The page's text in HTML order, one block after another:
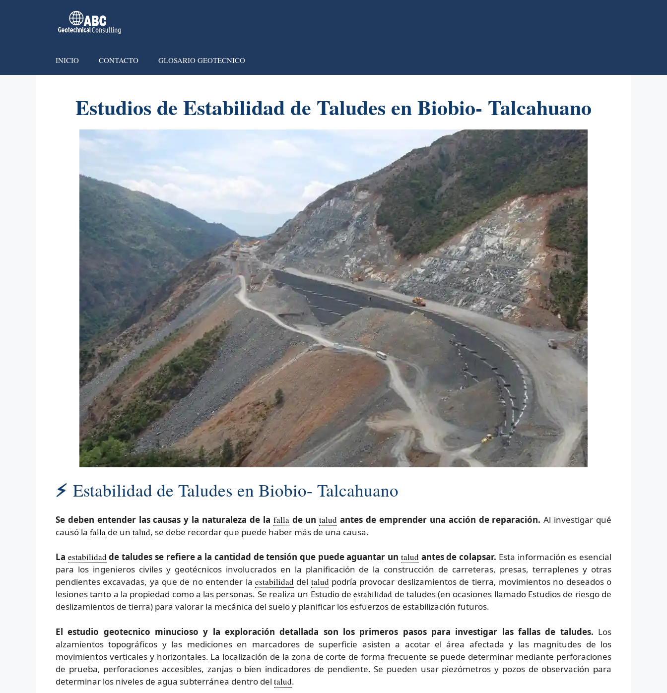
INICIO CONTACTO GLOSARIO GEOTECNICO
Estudios de Estabilidad de Taludes en Biobio- Talcahuano
⚡ Estabilidad de Taludes en Biobio- Talcahuano
Se deben entender las causas y la naturaleza de la falla de untalud antes de emprender una acción de reparación. Al investigar qué
causó la falla de un talud, se debe recordar que puede haber más de una causa.
La estabilidad de taludes se refiere a la cantidad de tensión que puede aguantar un talud antes de colapsar. Esta información es esencial
para los ingenieros civiles y geotécnicos involucrados en la planificación de la construcción de carreteras, presas, terraplenes y otras
pendientes excavadas, ya que de no entender la estabilidad del talud podría provocar deslizamientos de tierra, movimientos no deseados o
lesiones tanto a la propiedad como a las personas. Se realiza un Estudio deestabilidad de taludes (en ocasiones llamado Estudios de riesgo de
deslizamientos de tierra) para valorar la mecánica del suelo y planificar los esfuerzos de estabilización futuros.
El estudio geotecnico minucioso y la exploración detallada son los primeros pasos para investigar las fallas de taludes. Los
alzamientos topográficos y las mediciones en marcadores de superficie asisten a acotar el área afectada y las magnitudes de los
movimientos verticales y horizontales. La localización de la zona de corte de forma frecuente se puede determinar mediante perforaciones
de prueba, perforaciones accesibles, zanjas o bien indicadores de pendiente. Se pueden usar piezómetros y pozos de observación para
determinar los niveles de agua subterránea dentro del talud.